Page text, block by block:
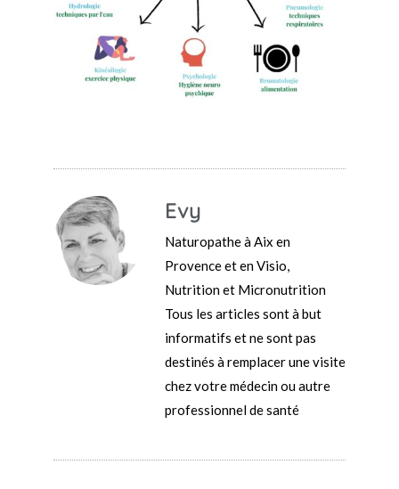
Evy
Naturopathe à Aix en
Provence et en Visio,
Nutrition et Micronutrition
Tous les articles sont à but
informatifs et ne sont pas
destinés à remplacer une visite
chez votre médecin ou autre
professionnel de santé